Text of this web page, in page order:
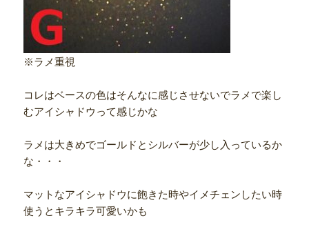
※ラメ重視
コレはベースの色はそんなに感じさせないでラメで楽し
むアイシャドウって感じかな
ラメは大きめでゴールドとシルバーが少し入っているか
な・・・
マットなアイシャドウに飽きた時やイメチェンしたい時
使うとキラキラ可愛いかも